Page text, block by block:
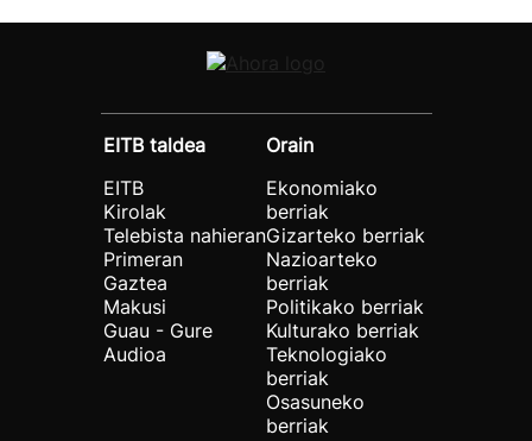
EITB taldea
EITB
Kirolak
Telebista nahieran
Primeran
Gaztea
Makusi
Guau - Gure
Audioa
Orain
Ekonomiako
berriak
Gizarteko berriak
Nazioarteko
berriak
Politikako berriak
Kulturako berriak
Teknologiako
berriak
Osasuneko
berriak